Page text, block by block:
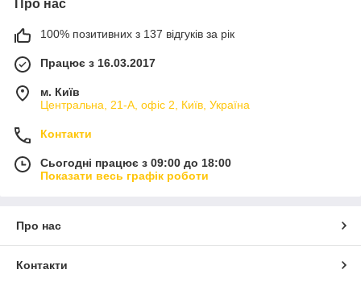
Про нас
100% позитивних з 137 відгуків за рік
Працює з 16.03.2017
м. Київ
Центральна, 21-А, офіс 2, Київ, Україна
Контакти
Сьогодні працює з 09:00 до 18:00
Показати весь графік роботи
Про нас
Контакти